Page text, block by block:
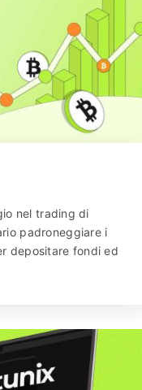
dopo passo
di affiliazione
di
nel trading di
padroneggiare i
depositare fondi ed
efficace.
è progettata per
il processo
partecipazione al